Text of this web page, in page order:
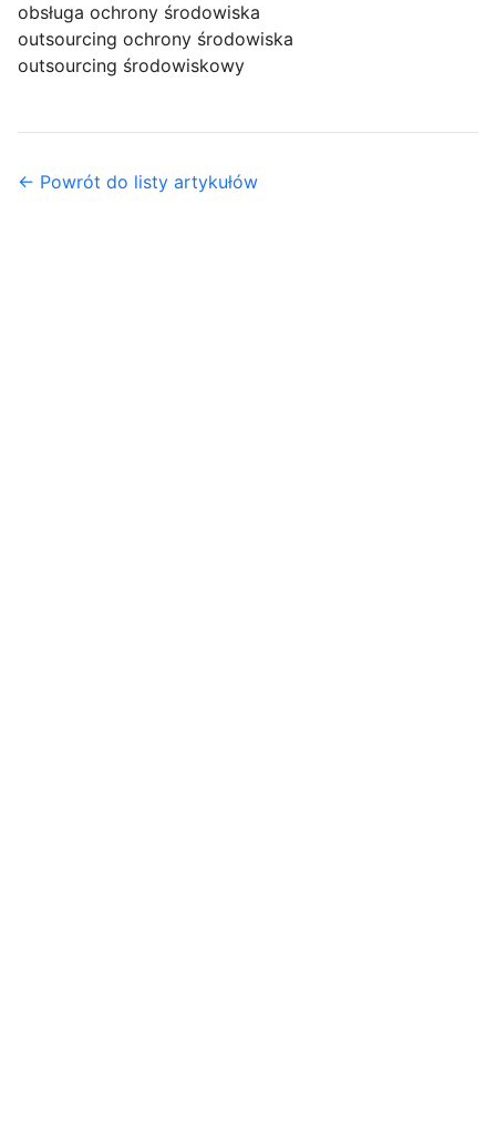
obsługa ochrony środowiska
outsourcing ochrony środowiska
outsourcing środowiskowy
← Powrót do listy artykułów